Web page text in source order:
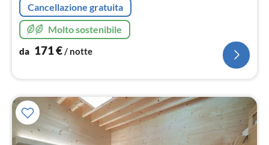
Cancellazione gratuita
Molto sostenibile
da 171€/ notte